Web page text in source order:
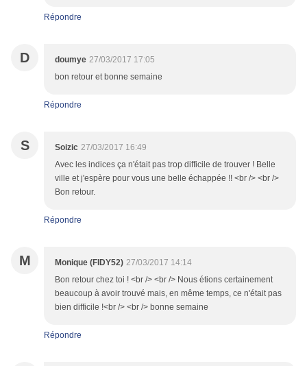
Répondre
D doumye 27/03/2017 17:05
bon retour et bonne semaine
Répondre
S Soizic 27/03/2017 16:49
Avec les indices ça n'était pas trop difficile de trouver ! Belle
ville et j'espère pour vous une belle échappée !! <br /> <br />
Bon retour.
Répondre
M Monique (FIDY52) 27/03/2017 14:14
Bon retour chez toi ! <br /> <br /> Nous étions certainement
beaucoup à avoir trouvé mais, en même temps, ce n'était pas
bien difficile !<br /> <br /> bonne semaine
Répondre